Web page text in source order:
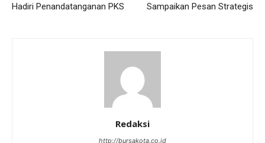
Hadiri Penandatanganan PKS
Sampaikan Pesan Strategis
Redaksi
http://bursakota.co.id